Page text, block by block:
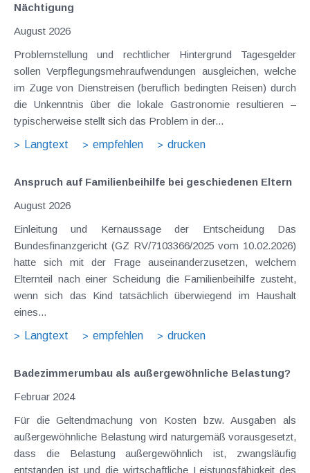
Nächtigung
August 2026
Problemstellung und rechtlicher Hintergrund Tagesgelder
sollen Verpflegungsmehraufwendungen ausgleichen, welche
im Zuge von Dienstreisen (beruflich bedingten Reisen) durch
die Unkenntnis über die lokale Gastronomie resultieren –
typischerweise stellt sich das Problem in der...
Langtext
empfehlen drucken
Anspruch auf Familienbeihilfe bei geschiedenen Eltern
August 2026
Einleitung und Kernaussage der Entscheidung Das
Bundesfinanzgericht (GZ RV/7103366/2025 vom 10.02.2026)
hatte sich mit der Frage auseinanderzusetzen, welchem
Elternteil nach einer Scheidung die Familienbeihilfe zusteht,
wenn sich das Kind tatsächlich überwiegend im Haushalt
eines...
Langtext
empfehlen drucken
Badezimmerumbau als außergewöhnliche Belastung?
Februar 2024
Für die Geltendmachung von Kosten bzw. Ausgaben als
außergewöhnliche Belastung wird naturgemäß vorausgesetzt,
dass die Belastung außergewöhnlich ist, zwangsläufig
entstanden ist und die wirtschaftliche Leistungsfähigkeit des